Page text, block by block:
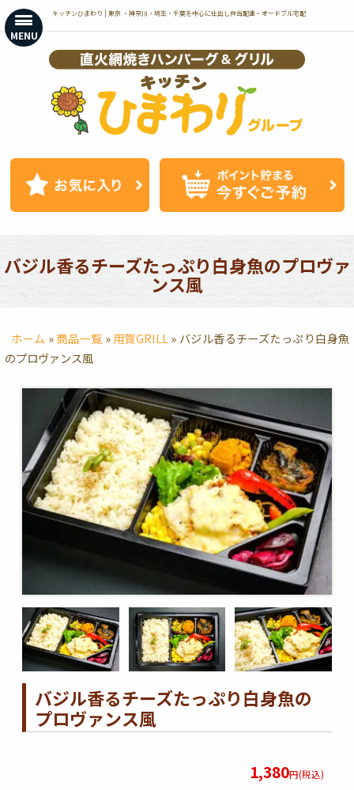
ン
テ
キッチンひまわり | 東京 ・神奈川・埼玉・千葉を中心に仕出し弁当配達・オードブル宅配
MENU
バジル香るチーズたっぷり白身魚のプロヴァ
ンス風
ホーム »商品一覧 »用賀GRILL » バジル香るチーズたっぷり白身魚
のプロヴァンス風
バジル香るチーズたっぷり白身魚の
プロヴァンス風
1,380円(税込)